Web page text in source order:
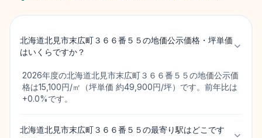
北海道北見市末広町３６６番５５の地価公示価格・坪単価
はいくらですか？
2026年度の北海道北見市末広町３６６番５５の地価公示価
格は15,100円/㎡（坪単価 約49,900円/坪）です。前年比は
+0.0%です。
北海道北見市末広町３６６番５５の最寄り駅はどこです